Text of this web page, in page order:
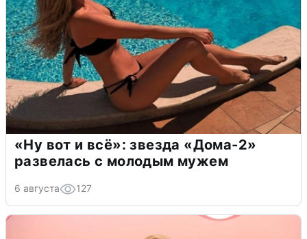
«Ну вот и всё»: звезда «Дома-2»
развелась с молодым мужем
6 августа 127